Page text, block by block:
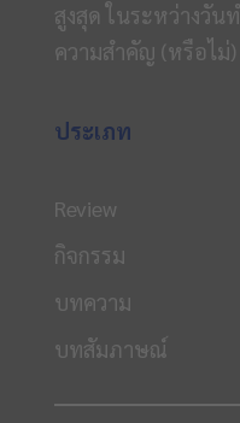
สูงสุด ในระหว่างวัน
ความสำคัญ (หรือไม่)
ประเภท
Review
กิจกรรม
บทความ
บทสัมภาษณ์